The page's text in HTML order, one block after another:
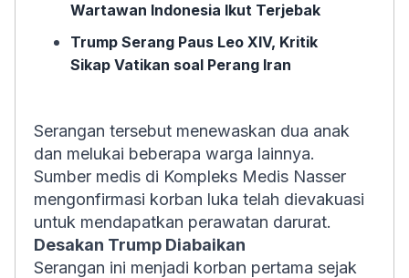
Wartawan Indonesia Ikut Terjebak
Trump Serang Paus Leo XIV, Kritik
Sikap Vatikan soal Perang Iran
Serangan tersebut menewaskan dua anak
dan melukai beberapa warga lainnya.
Sumber medis di Kompleks Medis Nasser
mengonfirmasi korban luka telah dievakuasi
untuk mendapatkan perawatan darurat.
Desakan Trump Diabaikan
Serangan ini menjadi korban pertama sejak